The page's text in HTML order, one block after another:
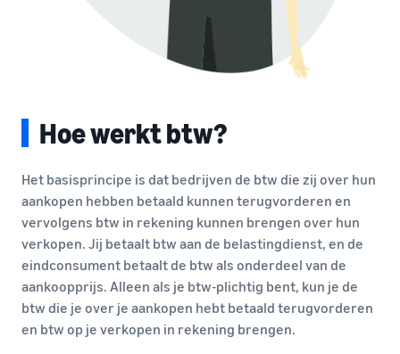
Hoe werkt btw?
Het basisprincipe is dat bedrijven de btw die zij over hun
aankopen hebben betaald kunnen terugvorderen en
vervolgens btw in rekening kunnen brengen over hun
verkopen. Jij betaalt btw aan de belastingdienst, en de
eindconsument betaalt de btw als onderdeel van de
aankoopprijs. Alleen als je btw-plichtig bent, kun je de
btw die je over je aankopen hebt betaald terugvorderen
en btw op je verkopen in rekening brengen.